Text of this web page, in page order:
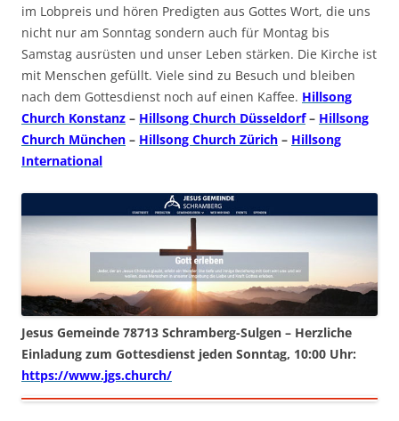
im Lobpreis und hören Predigten aus Gottes Wort, die uns
nicht nur am Sonntag sondern auch für Montag bis
Samstag ausrüsten und unser Leben stärken. Die Kirche ist
mit Menschen gefüllt. Viele sind zu Besuch und bleiben
nach dem Gottesdienst noch auf einen Kaffee. Hillsong
Church Konstanz – Hillsong Church Düsseldorf– Hillsong
Church München – Hillsong Church Zürich – Hillsong
International
Jesus Gemeinde 78713 Schramberg-Sulgen – Herzliche
Einladung zum Gottesdienst jeden Sonntag, 10:00 Uhr:
https://www.jgs.church/